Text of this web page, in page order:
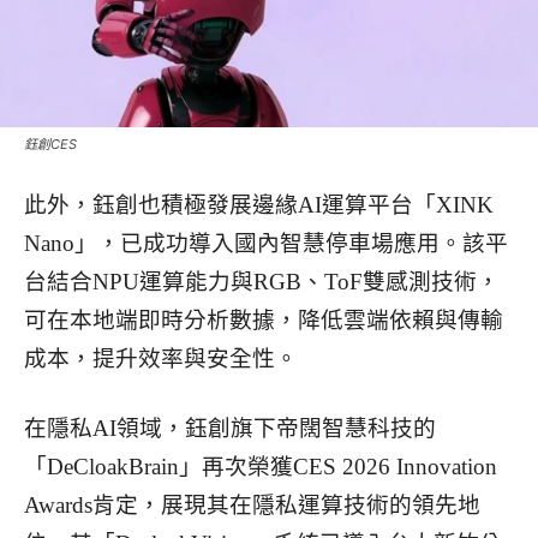
鈺創CES
此外，鈺創也積極發展邊緣AI運算平台「XINK
Nano」，已成功導入國內智慧停車場應用。該平
台結合NPU運算能力與RGB、ToF雙感測技術，
可在本地端即時分析數據，降低雲端依賴與傳輸
成本，提升效率與安全性。
在隱私AI領域，鈺創旗下帝闊智慧科技的
「DeCloakBrain」再次榮獲CES 2026 Innovation
Awards肯定，展現其在隱私運算技術的領先地